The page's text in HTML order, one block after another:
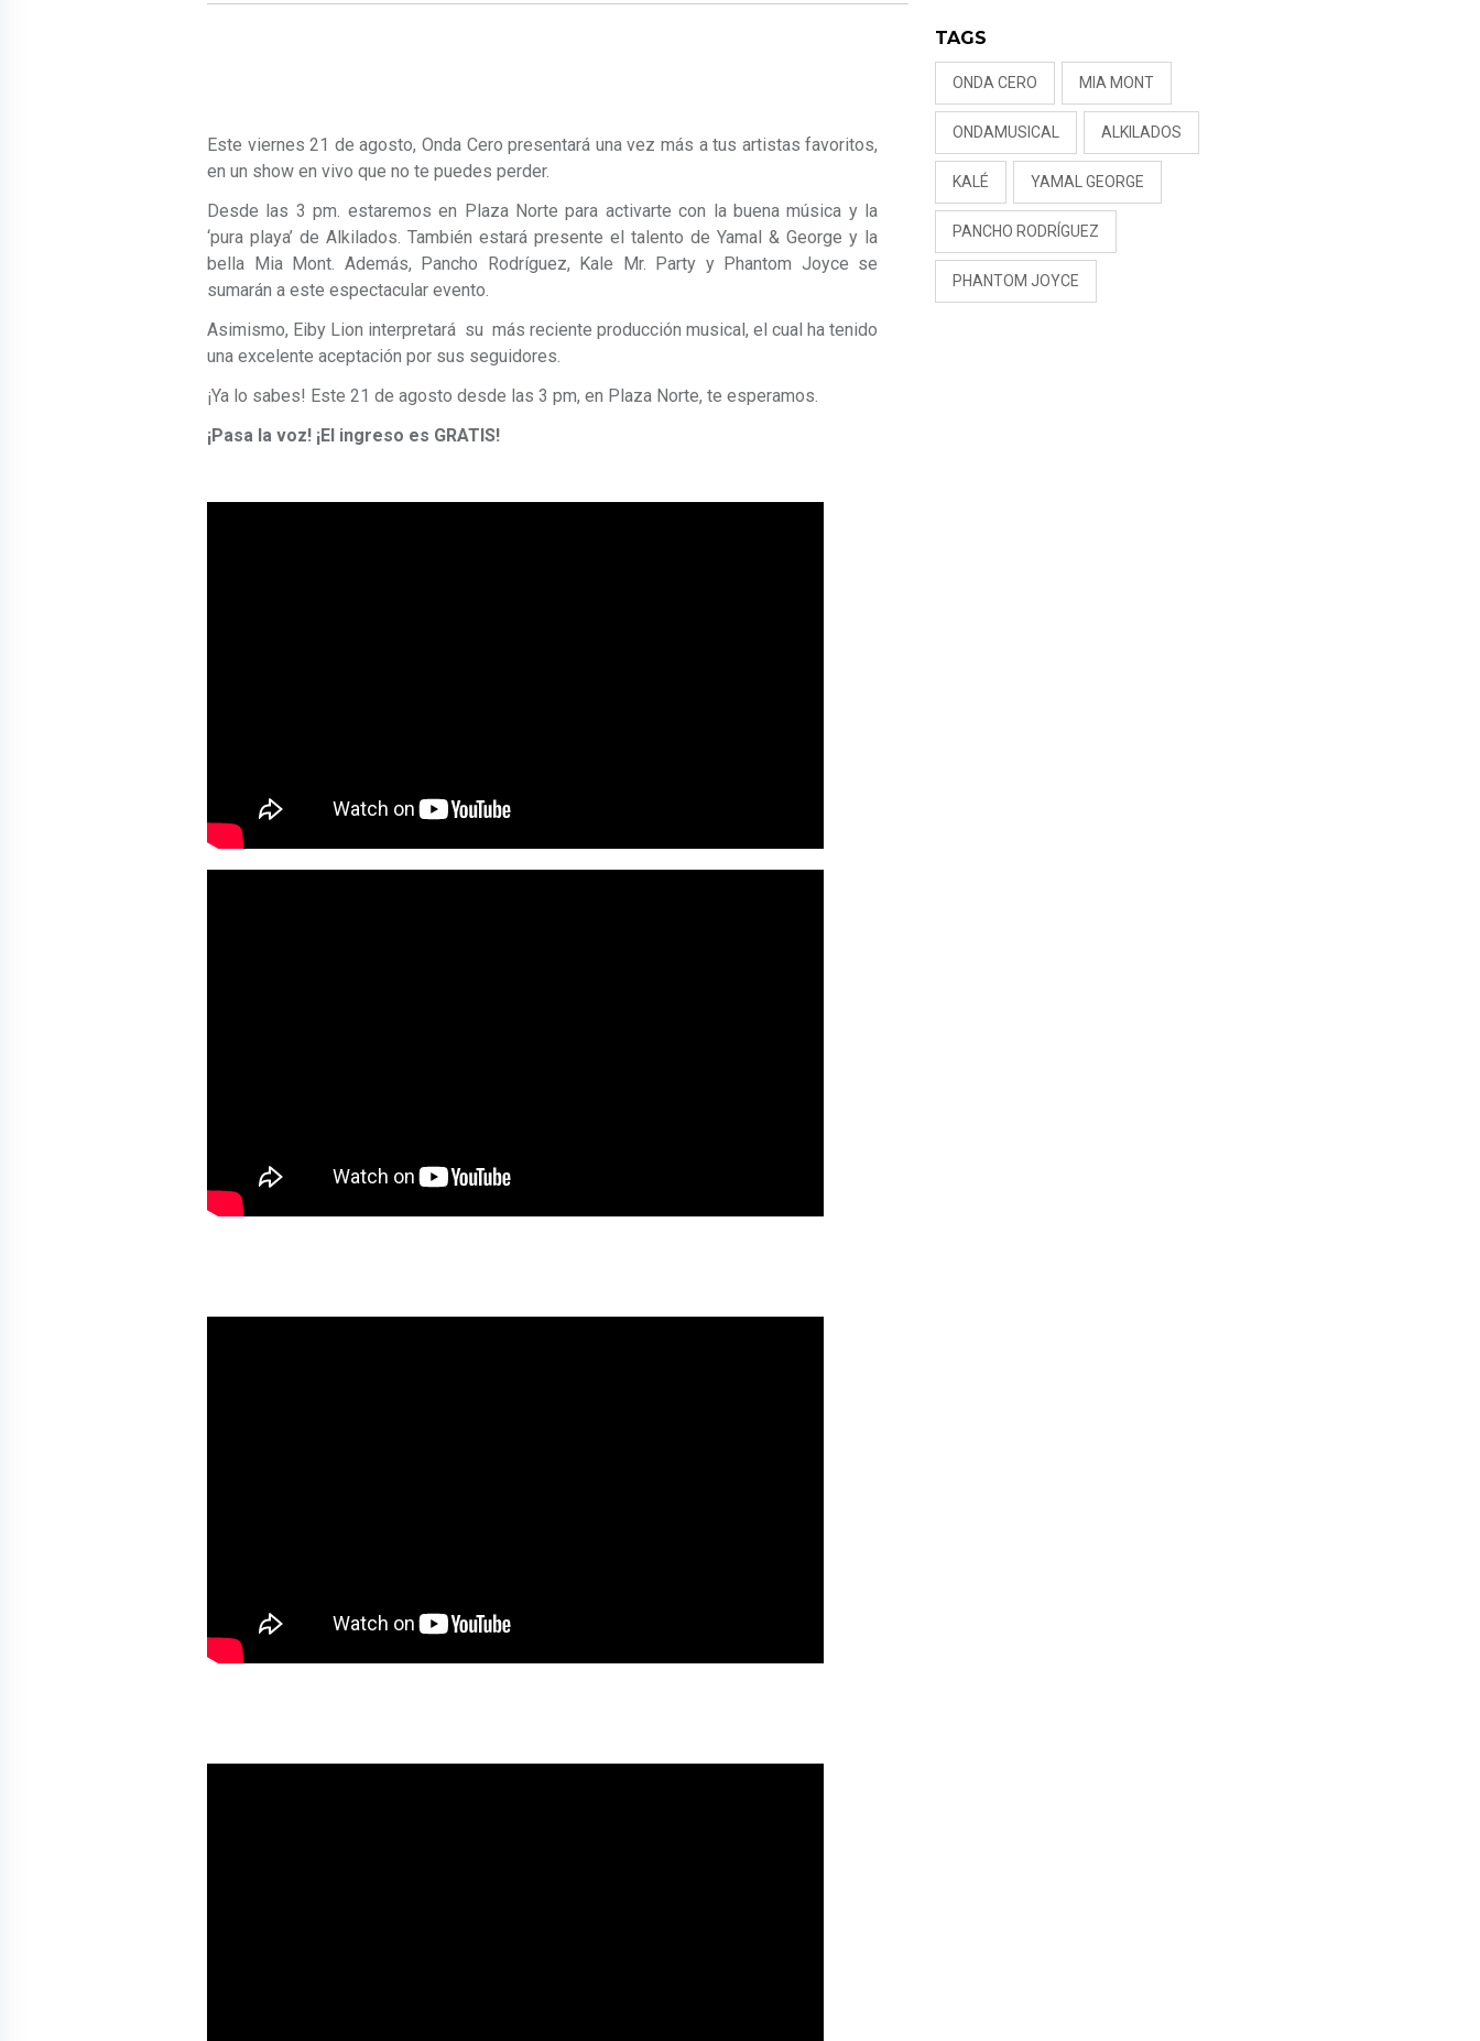
Este viernes 21 de agosto, Onda Cero presentará una vez más a tus artistas favoritos,
en un show en vivo que no te puedes perder.
Desde las 3 pm. estaremos en Plaza Norte para activarte con la buena música y la
‘pura playa’ de Alkilados. También estará presente el talento de Yamal & George y la
bella Mia Mont. Además, Pancho Rodríguez, Kale Mr. Party y Phantom Joyce se
sumarán a este espectacular evento.
Asimismo, Eiby Lion interpretará su más reciente producción musical, el cual ha tenido
una excelente aceptación por sus seguidores.
¡Ya lo sabes! Este 21 de agosto desde las 3 pm, en Plaza Norte, te esperamos.
¡Pasa la voz! ¡El ingreso es GRATIS!
TAGS
ONDA CERO MIA MONT
ONDAMUSICAL ALKILADOS
KALÉ YAMAL GEORGE
PANCHO RODRÍGUEZ
PHANTOM JOYCE